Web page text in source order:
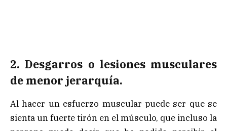
2. Desgarros o lesiones musculares
de menor jerarquía.
Al hacer un esfuerzo muscular puede ser que se
sienta un fuerte tirón en el músculo, que incluso la